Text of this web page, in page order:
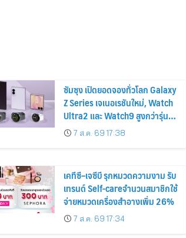
ซัมซุง เปิดยอดจองทั่วโลก Galaxy
Z Series เจเนอเรชันใหม่, Watch
Ultra2 และ Watch9 สูงกว่ารุ่น
ก่อนหน้ากว่า 30%
7 ส.ค. 69 17:38
เคทีซี–เจซีบี รุกหมวดความงาม รับ
เทรนด์ Self-careจำนวนสมาชิกใช้
จ่ายหมวดเครื่องสำอางเพิ่ม 26%
7 ส.ค. 69 17:34